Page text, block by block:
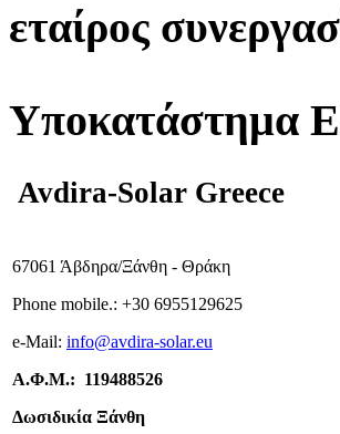
εταίρος
Υποκατάστημα
Avdira-Solar Greece
67061 Άβδηρα/Ξάνθη - Θράκη
Phone mobile.: +30 6955129625
e-Mail: info@avdira-solar.eu
Α.Φ.Μ.: 119488526
Δωσιδικία Ξάνθη